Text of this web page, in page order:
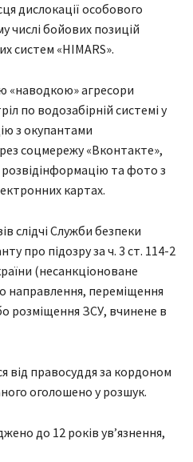
дислокації особового
числі бойових позицій
систем «HIMARS».
«наводкою» агресори
по водозабірній системі у
з окупантами
соцмережу «Вконтакте»,
та фото з
картах.
слідчі Служби безпеки
про підозру за ч. 3 ст. 114-2
(несанкціоноване
направлення, переміщення
розміщення ЗСУ, вчинене в
від правосуддя за кордоном
оголошено у розшук.
до 12 років ув’язнення,